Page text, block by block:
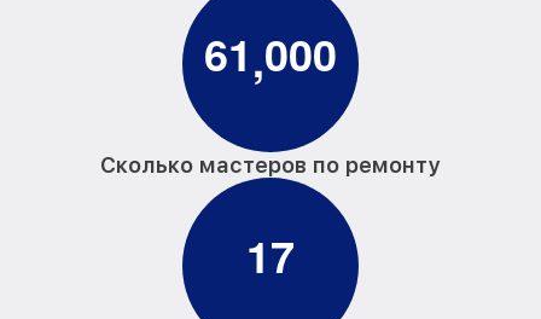
61,000
Сколько мастеров по ремонту
17